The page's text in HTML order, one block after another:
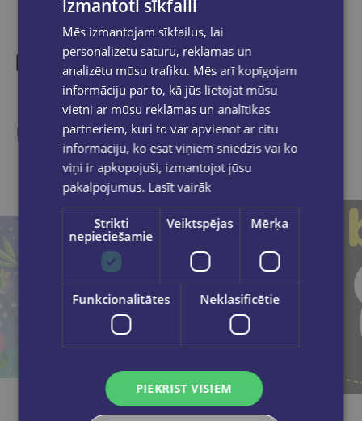
Līdzīgas preces
Ieskaties, varbūt noder
izmantoti sīkfaili
Mēs izmantojam sīkfailus, lai
personalizētu saturu, reklāmas un
analizētu mūsu trafiku. Mēs arī kopīgojam
informāciju par to, kā jūs lietojat mūsu
vietni ar mūsu reklāmas un analītikas
partneriem, kuri to var apvienot ar citu
informāciju, ko esat viņiem sniedzis vai ko
viņi ir apkopojuši, izmantojot jūsu
pakalpojumus. Lasīt vairāk
Strikti
nepieciešamie
Veiktspējas Mērķa
Funkcionalitātes Neklasificētie
PIEKRIST VISIEM